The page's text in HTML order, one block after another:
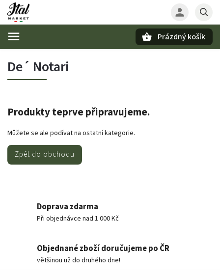
Prázdný košík
De´ Notari
Produkty teprve připravujeme.
Můžete se ale podívat na ostatní kategorie.
Zpět do obchodu
Doprava zdarma
Při objednávce nad 1 000 Kč
Objednané zboží doručujeme po ČR
většinou už do druhého dne!